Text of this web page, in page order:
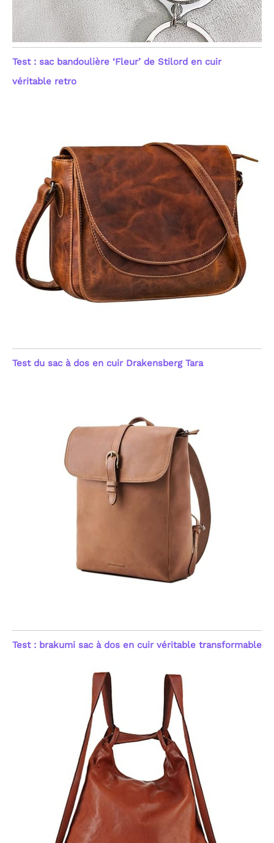
Test : sac bandoulière ‘Fleur’ de Stilord en cuir
véritable retro
Test du sac à dos en cuir Drakensberg Tara
Test : brakumi sac à dos en cuir véritable transformable